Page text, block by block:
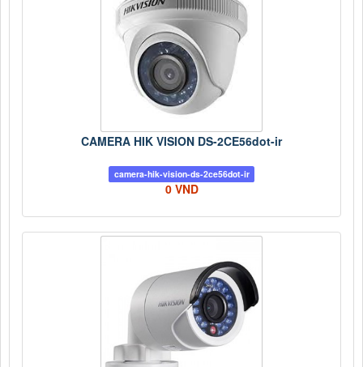
CAMERA HIK VISION DS-2CE56dot-ir
camera-hik-vision-ds-2ce56dot-ir
0 VND